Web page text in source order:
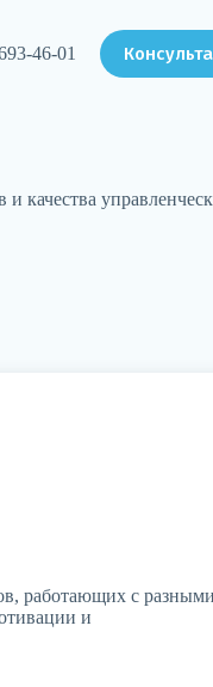
46-01
качества
работающих с разными
и